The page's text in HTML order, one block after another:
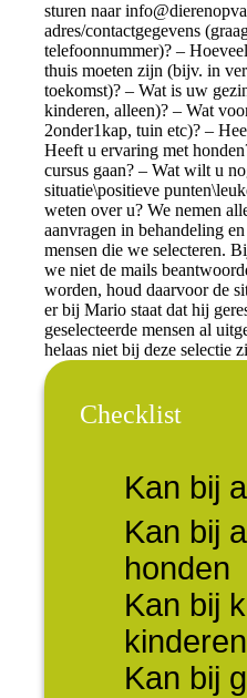
sturen naar
adres/contactgegevens
telefoonnummer)? –
thuis moeten zijn (bijv. in
toekomst)? – Wat is uw
kinderen, alleen)? – Wat
2onder1kap, tuin etc)? –
Heeft u ervaring met
cursus gaan? – Wat wilt u
situatie\positieve
weten over u? We nemen
aanvragen in behandeling
mensen die we selecteren.
we niet de mails
worden, houd daarvoor de
er bij Mario staat dat hij
geselecteerde mensen al
helaas niet bij deze selectie
Checklist
Kan bij
Kan bij
honden
Kan bij
kinderen
Kan bij